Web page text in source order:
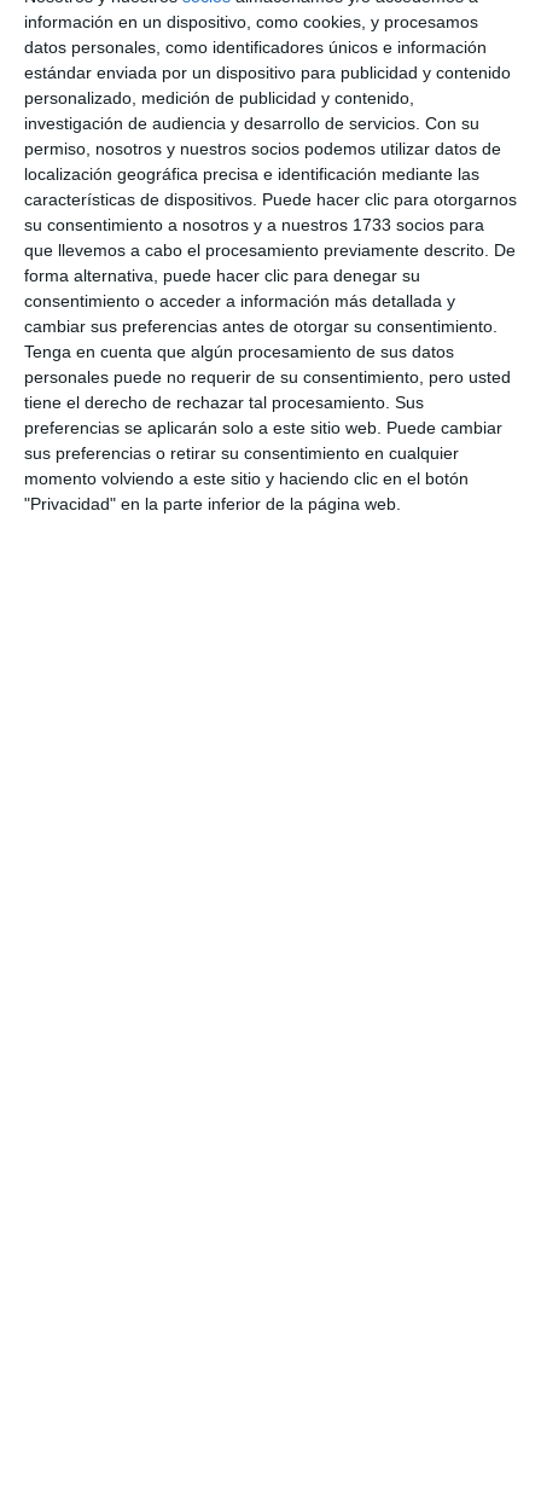
información en un dispositivo, como cookies, y procesamos
datos personales, como identificadores únicos e información
estándar enviada por un dispositivo para publicidad y contenido
personalizado, medición de publicidad y contenido,
investigación de audiencia y desarrollo de servicios. Con su
permiso, nosotros y nuestros socios podemos utilizar datos de
localización geográfica precisa e identificación mediante las
características de dispositivos. Puede hacer clic para otorgarnos
su consentimiento a nosotros y a nuestros 1733 socios para
que llevemos a cabo el procesamiento previamente descrito. De
forma alternativa, puede hacer clic para denegar su
consentimiento o acceder a información más detallada y
cambiar sus preferencias antes de otorgar su consentimiento.
Tenga en cuenta que algún procesamiento de sus datos
personales puede no requerir de su consentimiento, pero usted
tiene el derecho de rechazar tal procesamiento. Sus
preferencias se aplicarán solo a este sitio web. Puede cambiar
sus preferencias o retirar su consentimiento en cualquier
momento volviendo a este sitio y haciendo clic en el botón
"Privacidad" en la parte inferior de la página web.